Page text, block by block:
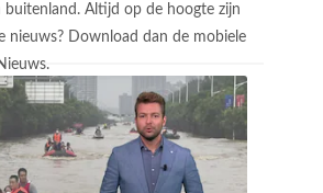
buitenland. Altijd op de hoogte zijn
nieuws? Download dan de mobiele